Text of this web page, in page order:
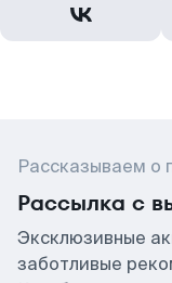
Рассказываем о
Рассылка с
Эксклюзивные
заботливые